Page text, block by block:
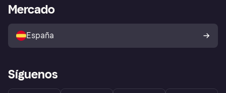
Directorio de tiendas
Política de protección al
comprador de Klarna
Reclamaciones
Acceso empresas
Mercado
España
Síguenos